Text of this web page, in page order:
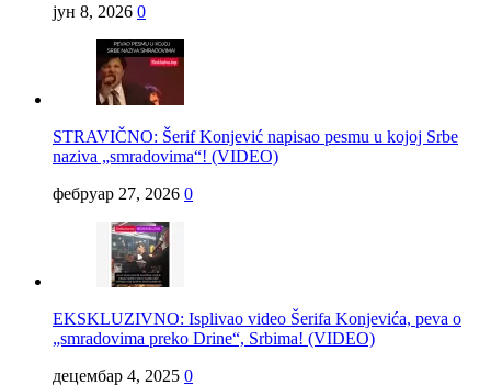
јун 8, 2026 0
STRAVIČNO: Šerif Konjević napisao pesmu u kojoj Srbe
naziva „smradovima“! (VIDEO)
фебруар 27, 2026 0
EKSKLUZIVNO: Isplivao video Šerifa Konjevića, peva o
„smradovima preko Drine“, Srbima! (VIDEO)
децембар 4, 2025 0